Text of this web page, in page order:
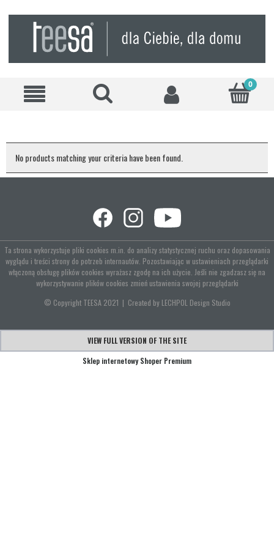
No products matching your criteria have been found.
Ta strona wykorzystuje pliki cookies m.in. do analizy statystycznej ruchu oraz dopasowania
wyglądu i treści strony do potrzeb internautów. Pozostawiając w ustawieniach przeglądarki
włączoną obsługę plików cookies wyrażasz zgodę na ich użycie. Jeśli nie zgadzasz się na
wykorzystywanie plików cookies zmień ustawienia swojej przeglądarki
© Copyright TEESA 2021 | Created by LECHPOL Design Studio
VIEW FULL VERSION OF THE SITE
Sklep internetowy Shoper Premium